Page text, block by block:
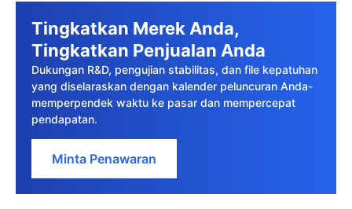
Tingkatkan Merek Anda,
Tingkatkan Penjualan Anda
Dukungan R&D, pengujian stabilitas, dan file kepatuhan
yang diselaraskan dengan kalender peluncuran Anda-
memperpendek waktu ke pasar dan mempercepat
pendapatan.
Minta Penawaran